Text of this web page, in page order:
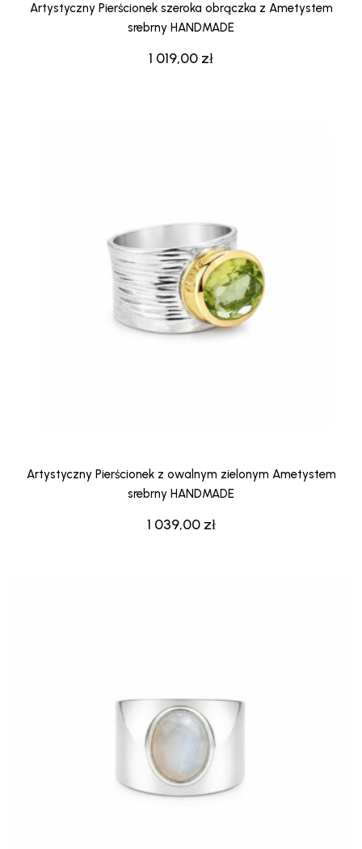
1 019,00 zł
Artystyczny Pierścionek szeroka obrączka z Ametystem
srebrny HANDMADE
1 039,00 zł
Artystyczny Pierścionek z owalnym zielonym Ametystem
srebrny HANDMADE